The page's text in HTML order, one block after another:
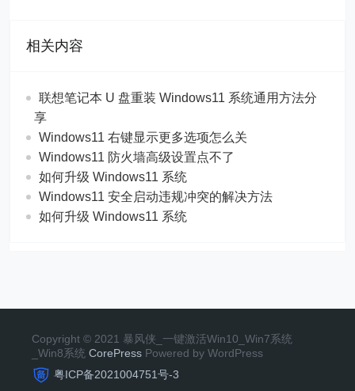
相关内容
联想笔记本 U 盘重装 Windows11 系统通用方法分
享
Windows11 右键显示更多选项怎么关
Windows11 防火墙高级设置点不了
如何升级 Windows11 系统
Windows11 安全启动违规冲突的解决方法
如何升级 Windows11 系统
Copyright © 2021 暴风侠_一键激活Win10_Win7系统
_Win8系统 CorePress Powered by WordPress
粤ICP备2021004751号-3